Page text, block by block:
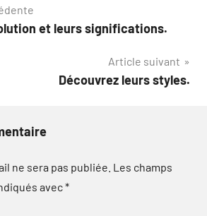
et leurs significations.
Article suivant
Découvrez leurs styles.
ne sera pas publiée. Les champs
avec*